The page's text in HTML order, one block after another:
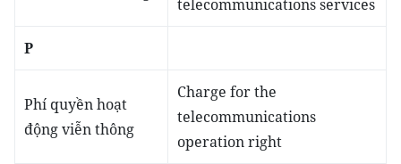
telecommunications services
P
Phí quyền hoạt
động viễn thông
Charge for the
telecommunications
operation right